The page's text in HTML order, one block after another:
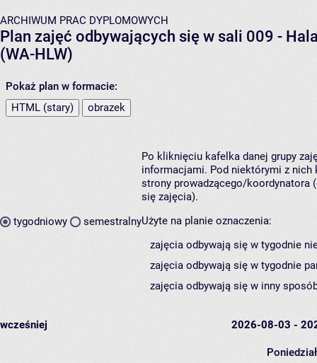
ARCHIWUM PRAC DYPLOMOWYCH
Plan zajęć odbywających się w sali 009 -
(WA-HLW)
Pokaż plan w formacie:
HTML (stary)
obrazek
tygodniowy semestralny
Po kliknięciu kafelka danej grupy
informacjami. Pod niektórymi z nich
strony prowadzącego/koordynatora
się zajęcia).
Użyte na planie oznaczenia:
zajęcia odbywają się w tygodnie
zajęcia odbywają się w tygodnie
zajęcia odbywają się w inny
wcześniej 2026-08-03 -